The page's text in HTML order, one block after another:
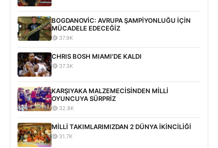
BOGDANOVİC: AVRUPA ŞAMPİYONLUĞU İÇİN
MÜCADELE EDECEĞİZ
37.9K
CHRIS BOSH MIAMI'DE KALDI
37.3K
KARŞIYAKA MALZEMECİSİNDEN MİLLİ
OYUNCUYA SÜRPRİZ
32.8K
MİLLİ TAKIMLARIMIZDAN 2 DÜNYA İKİNCİLİĞİ
31.7K